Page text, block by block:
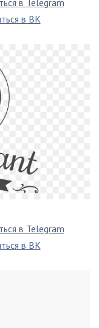
в ВК
в Telegram
в ВК